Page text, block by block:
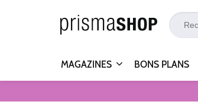
MAGAZINES BONS PLANS